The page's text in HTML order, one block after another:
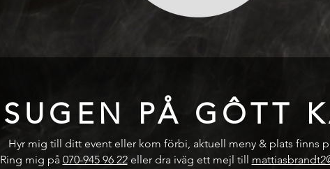
SUGEN PÅ GÔTT
Hyr mig till ditt event eller kom förbi, aktuell meny & plats finns
Ring mig på 070-945 96 22eller dra iväg ett mejl till